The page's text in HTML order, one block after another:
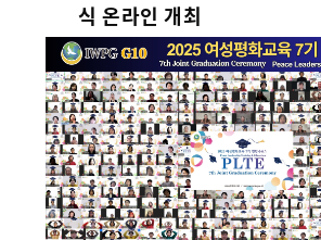
식 온라인 개최